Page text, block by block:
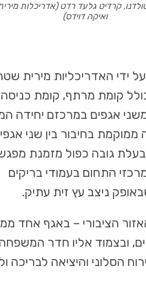
טולדנו, קרדיט גלעד רדט (אדריכלות
ואיקה דוידס)
ידי האדריכליות מירית
קומת מרתף, קומת
משני אגפים במרכזם יחידה
ממוקמת בחיבור בין שני
גובה כפול מזמנת
התחום בעמודי בריקים
ניצב עץ זית עתיק.
הציבורי – באגף אחד
ובצמוד אליו חדר
הסלוני והיציאה לבריכה